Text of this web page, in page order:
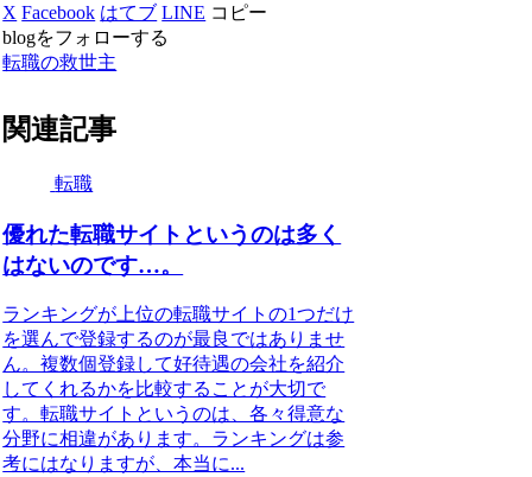
X Facebook はてブ LINE コピー
blogをフォローする
転職の救世主
関連記事
転職
優れた転職サイトというのは多く
はないのです…。
ランキングが上位の転職サイトの1つだけ
を選んで登録するのが最良ではありませ
ん。複数個登録して好待遇の会社を紹介
してくれるかを比較することが大切で
す。転職サイトというのは、各々得意な
分野に相違があります。ランキングは参
考にはなりますが、本当に...